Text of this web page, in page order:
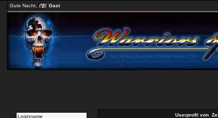
Gute Nacht, Gast
Userprofil von